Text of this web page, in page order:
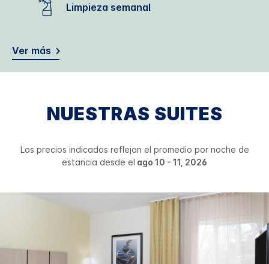
Limpieza semanal
Ver más
NUESTRAS SUITES
Los precios indicados reflejan el promedio por noche de
estancia desde el ago 10 - 11, 2026